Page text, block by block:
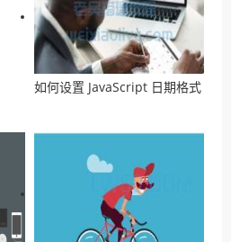
如何设置 JavaScript 日期格式